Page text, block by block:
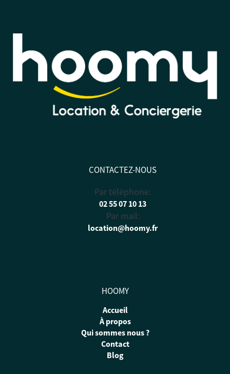
CONTACTEZ-NOUS
Par téléphone:
02 55 07 10 13
Par mail:
location@hoomy.fr
HOOMY
Accueil
À propos
Qui sommes nous ?
Contact
Blog